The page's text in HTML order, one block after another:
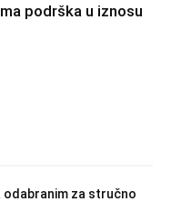
podrška u iznosu
odabranim za stručno